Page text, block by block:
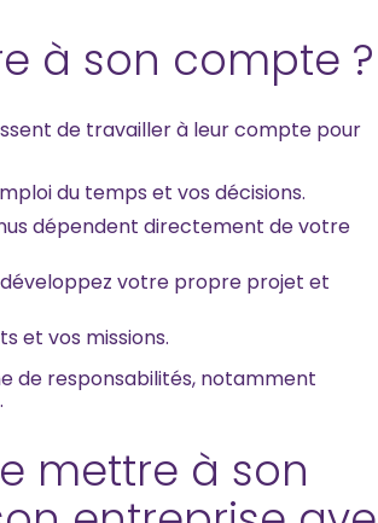
à son compte ?
de travailler à leur compte pour
du temps et vos décisions.
dépendent directement de votre
développez votre propre projet et
et vos missions.
de responsabilités, notamment
mettre à son